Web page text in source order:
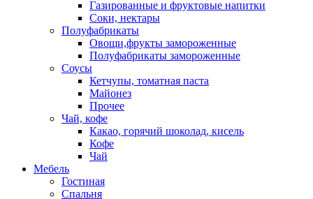
Газированные и фруктовые напитки
Соки, нектары
Полуфабрикаты
Овощи,фрукты замороженные
Полуфабрикаты замороженные
Соусы
Кетчупы, томатная паста
Майонез
Прочее
Чай, кофе
Какао, горячий шоколад, кисель
Кофе
Чай
Мебель
Гостиная
Спальня